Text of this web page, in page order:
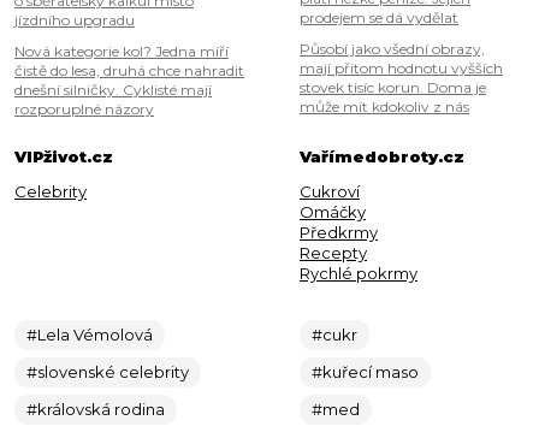
jízdního upgradu
Nová kategorie kol? Jedna míří
čistě do lesa, druhá chce nahradit
dnešní silničky. Cyklisté mají
rozporuplné názory
prodejem se dá vydělat
Působí jako všední obrazy,
mají přitom hodnotu vyšších
stovek tisíc korun. Doma je
může mít kdokoliv z nás
VIPživot.cz
Celebrity
#Lela Vémolová
#slovenské celebrity
#královská rodina
Vařímedobroty.cz
Cukroví
Omáčky
Předkrmy
Recepty
Rychlé pokrmy
#cukr
#kuřecí maso
#med